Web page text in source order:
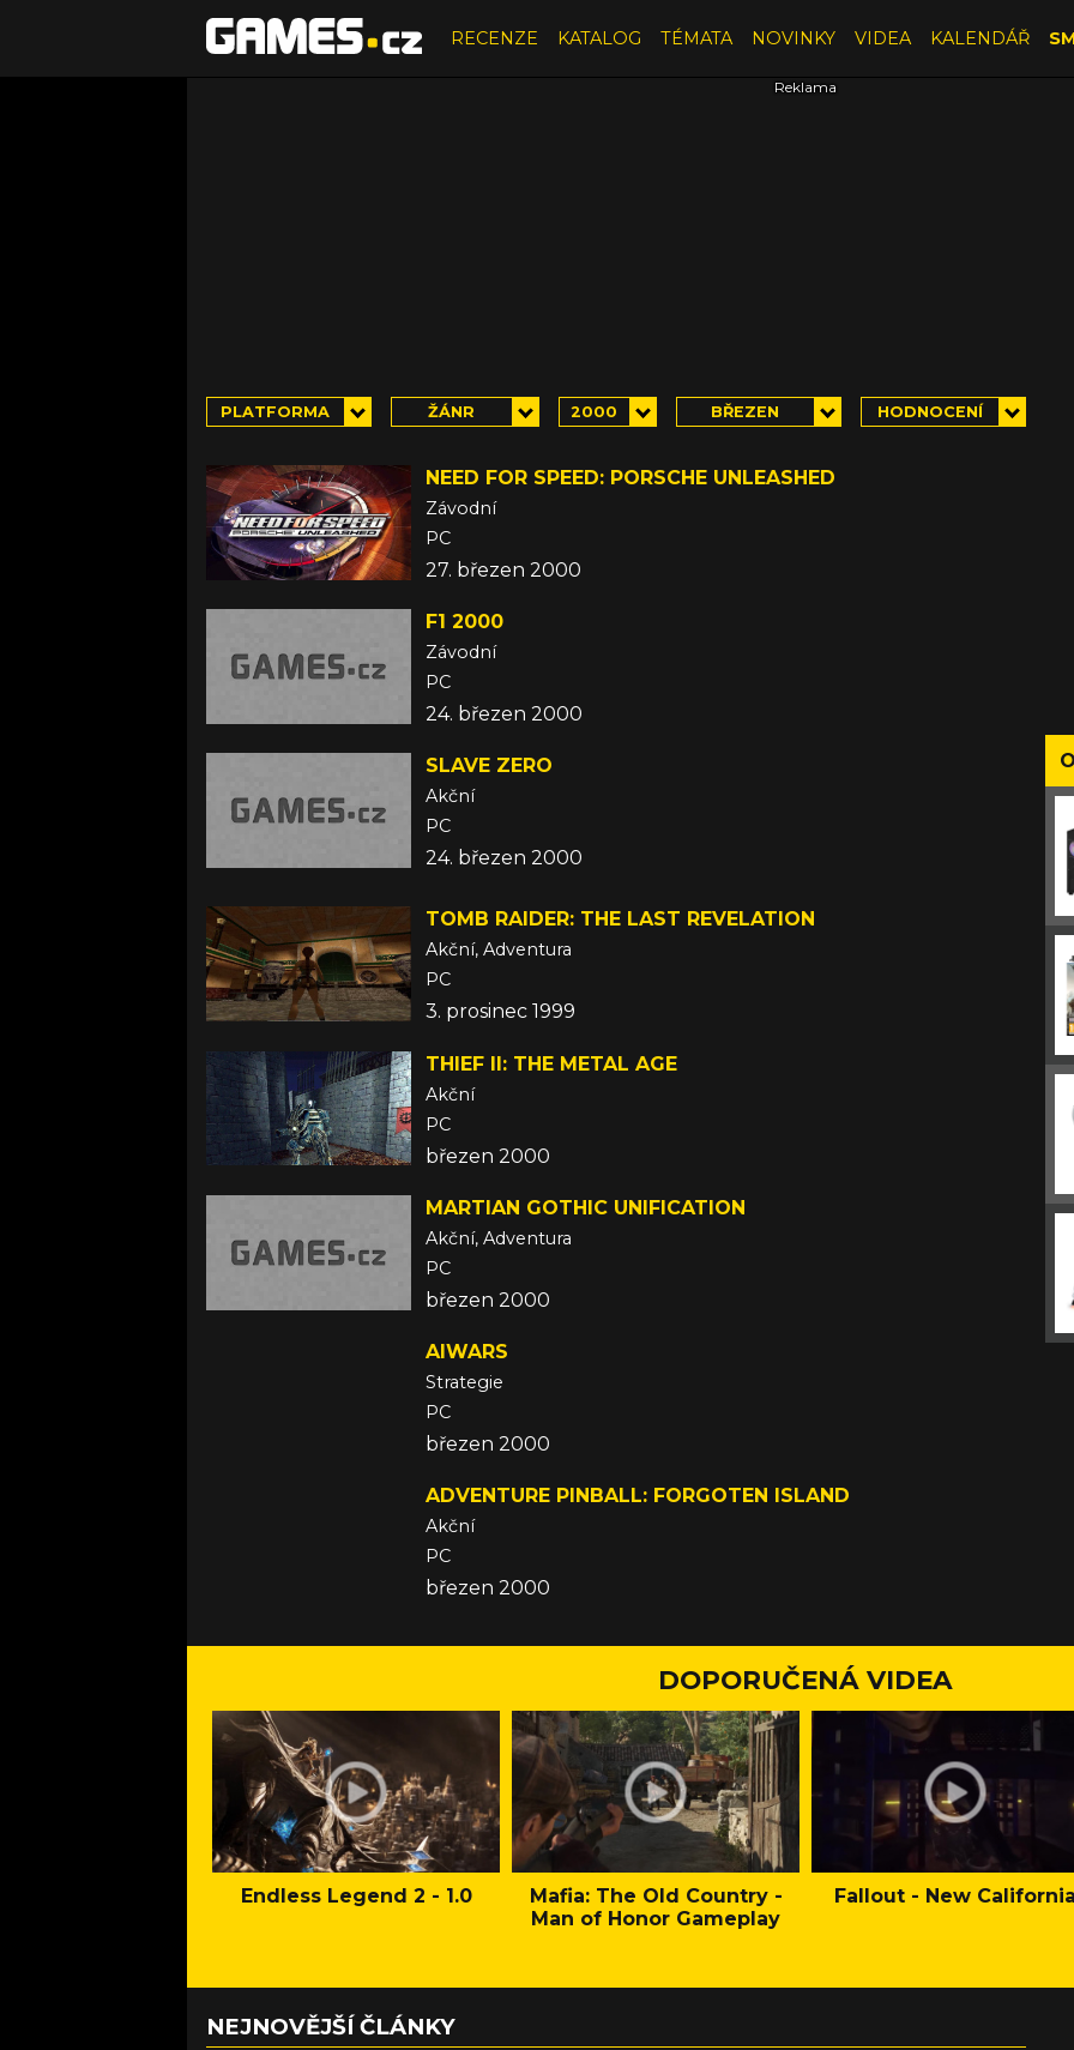
RECENZE KATALOG TÉMATA NOVINKY VIDEA KALENDÁŘ
PLATFORMA ŽÁNR 2000 BŘEZEN HODNOCENÍ
NEED FOR SPEED: PORSCHE UNLEASHED
Závodní
PC
27. březen 2000
F1 2000
Závodní
PC
24. březen 2000
SLAVE ZERO
Akční
PC
24. březen 2000
TOMB RAIDER: THE LAST REVELATION
Akční, Adventura
PC
3. prosinec 1999
THIEF II: THE METAL AGE
Akční
PC
březen 2000
MARTIAN GOTHIC UNIFICATION
Akční, Adventura
PC
březen 2000
AIWARS
Strategie
PC
březen 2000
ADVENTURE PINBALL: FORGOTEN ISLAND
Akční
PC
březen 2000
DOPORUČENÁ VIDEA
Endless Legend 2 - 1.0
Mafia: The Old Country -
Man of Honor Gameplay
Fallout - New California
NEJNOVĚJŠÍ ČLÁNKY